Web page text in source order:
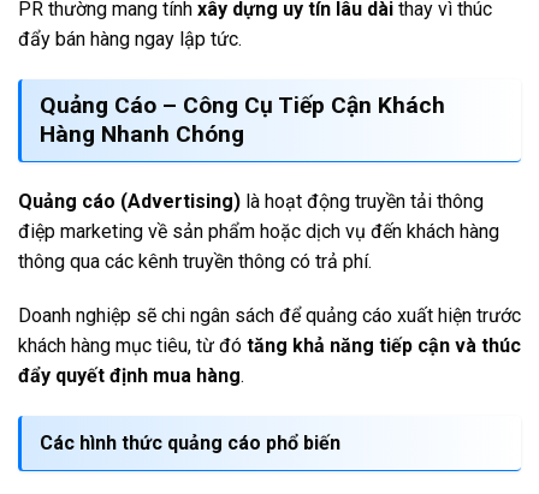
PR thường mang tính xây dựng uy tín lâu dài thay vì thúc
đẩy bán hàng ngay lập tức.
Quảng Cáo – Công Cụ Tiếp Cận Khách
Hàng Nhanh Chóng
Quảng cáo (Advertising) là hoạt động truyền tải thông
điệp marketing về sản phẩm hoặc dịch vụ đến khách hàng
thông qua các kênh truyền thông có trả phí.
Doanh nghiệp sẽ chi ngân sách để quảng cáo xuất hiện trước
khách hàng mục tiêu, từ đó tăng khả năng tiếp cận và thúc
đẩy quyết định mua hàng.
Các hình thức quảng cáo phổ biến